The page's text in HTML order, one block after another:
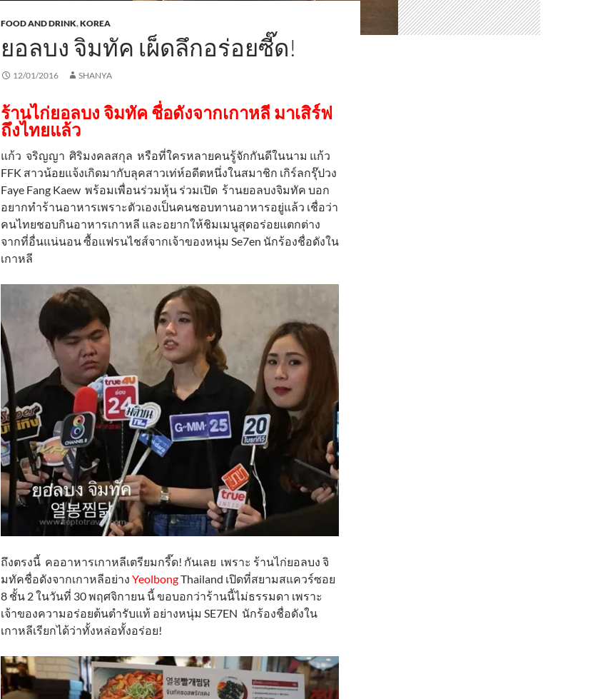
FOOD AND DRINK,KOREA
ยอลบง จิมทัค เผ็ดลึกอร่อยซี๊ด!
12/01/2016 SHANYA
ร้านไก่ยอลบง จิมทัค ชื่อดังจากเกาหลี มาเสิร์ฟ
ถึงไทยแล้ว
แก้ว จริญญา ศิริมงคลสกุล หรือที่ใครหลายคนรู้จักกันดีในนาม แก้ว
FFK สาวน้อยแจ้งเกิดมากับลุคสาวเท่ห์อดีตหนึ่งในสมาชิก เกิร์ลกรุ๊ปวง
Faye Fang Kaew พร้อมเพื่อนร่วมหุ้น ร่วมเปิด ร้านยอลบงจิมทัค บอก
อยากทำร้านอาหารเพราะตัวเองเป็นคนชอบทานอาหารอยู่แล้ว เชื่อว่า
คนไทยชอบกินอาหารเกาหลี และอยากให้ชิมเมนูสุดอร่อยแตกต่าง
จากที่อื่นแน่นอน ซื้อแฟรนไชส์จากเจ้าของหนุ่ม Se7en นักร้องชื่อดังใน
เกาหลี
ถึงตรงนี้ คออาหารเกาหลีเตรียมกรี๊ด! กันเลย เพราะ ร้านไก่ยอลบง จิ
มทัคชื่อดังจากเกาหลีอย่าง YeolbongThailand เปิดที่สยามสแควร์ซอย
8 ชั้น 2 ในวันที่ 30 พฤศจิกายน นี้ ขอบอกว่าร้านนี้ไม่ธรรมดา เพราะ
เจ้าของความอร่อยต้นตำรับแท้ อย่างหนุ่ม SE7EN นักร้องชื่อดังใน
เกาหลีเรียกได้ว่าทั้งหล่อทั้งอร่อย!